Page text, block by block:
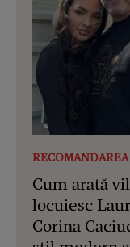
Cum arată
locuiesc
Corina